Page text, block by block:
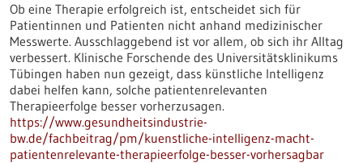
Ob eine Therapie erfolgreich ist, entscheidet sich für
Patientinnen und Patienten nicht anhand medizinischer
Messwerte. Ausschlaggebend ist vor allem, ob sich ihr Alltag
verbessert. Klinische Forschende des Universitätsklinikums
Tübingen haben nun gezeigt, dass künstliche Intelligenz
dabei helfen kann, solche patientenrelevanten
Therapieerfolge besser vorherzusagen.
https://www.gesundheitsindustrie-
bw.de/fachbeitrag/pm/kuenstliche-intelligenz-macht-
patientenrelevante-therapieerfolge-besser-vorhersagbar